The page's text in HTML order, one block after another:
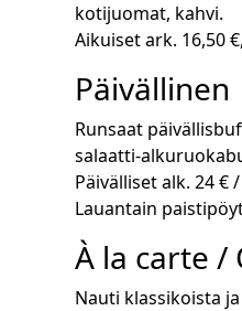
kotijuomat, kahvi.
Aikuiset ark. 16,50
Päivällinen
Runsaat
salaatti-
Päivälliset alk. 24 €
Lauantain
À la carte /
Nauti klassikoista